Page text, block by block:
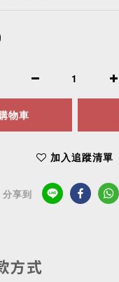
物車
加入追蹤清單
分享到
方式